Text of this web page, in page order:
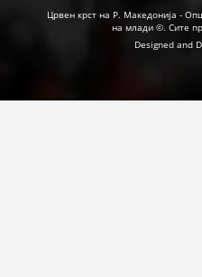
Црвен крст на Р. Македонија -
на млади ©. Сите
Designed and